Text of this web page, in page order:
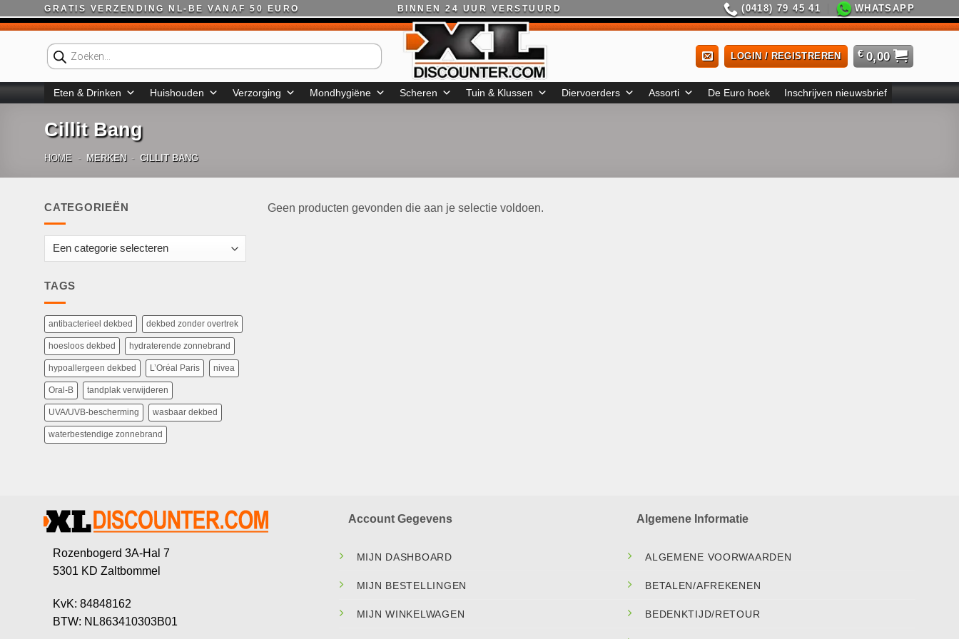
naar
GRATIS VERZENDING NL-BE VANAF 50 EURO BINNEN 24 UUR VERSTUURD (0418) 79 45 41 WHATSAPP
Producten
zoeken
LOGIN / REGISTREREN € 0,00
Eten & Drinken Huishouden Verzorging Mondhygiëne Scheren Tuin & Klussen Diervoerders Assorti De Euro hoek Inschrijven nieuwsbrief
Cillit Bang
HOME - MERKEN - CILLIT BANG
CATEGORIEËN
TAGS
antibacterieel dekbed dekbed zonder overtrek
hoesloos dekbed hydraterende zonnebrand
hypoallergeen dekbed L’Oréal Paris nivea
Oral-B tandplak verwijderen
UVA/UVB-bescherming wasbaar dekbed
waterbestendige zonnebrand
Geen producten gevonden die aan je selectie voldoen.
Rozenbogerd 3A-Hal 7
5301 KD Zaltbommel
KvK: 84848162
BTW: NL863410303B01
Account Gegevens
MIJN DASHBOARD
MIJN BESTELLINGEN
MIJN WINKELWAGEN
Algemene Informatie
ALGEMENE VOORWAARDEN
BETALEN/AFREKENEN
BEDENKTIJD/RETOUR